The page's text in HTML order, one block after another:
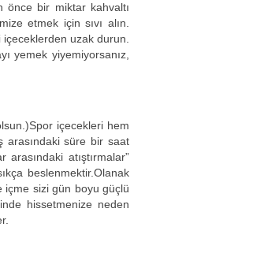
önce bir miktar kahvaltı
etmek için sıvı alın.
uzak durun.
yemek yiyemiyorsanız,
içecekleri hem
arasındaki süre bir saat
atıştırmalar”
beslenmektir.Olanak
içme sizi gün boyu güçlü
hissetmenize neden